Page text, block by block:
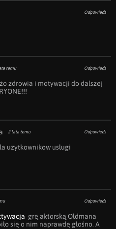
Odpowiedz
temu Odpowiedz
zdrowia i motywacji do dalszej
2 lata temu Odpowiedz
uzytkownikow uslugi
Odpowiedz
  grę aktorską Oldmana
się o nim naprawdę głośno. A